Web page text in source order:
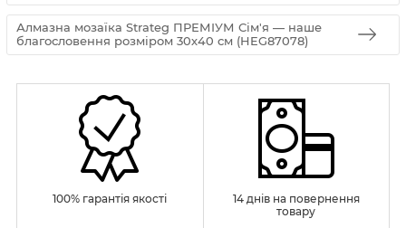
Алмазна мозаїка Strateg ПРЕМІУМ Сім'я — наше
благословення розміром 30х40 см (HEG87078)
100% гарантія якості
14 днів на повернення
товару